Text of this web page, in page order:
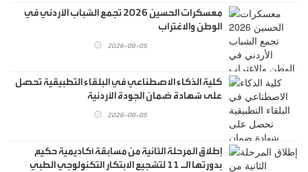
معسكرات الحسين 2026 تجمع الشباب الأردني في
الوطن والاغتراب
2026-08-05
كلية الذكاء الاصطناعي في البلقاء التطبيقية تحصل
على شهادة ضمان الجودة الأردنية
2026-08-05
إطلاق المرحلة الثانية من مسابقة أكاديمية حكيم
بدورتها الـ 11 لتشجيع الابتكار التكنولوجي الطبي